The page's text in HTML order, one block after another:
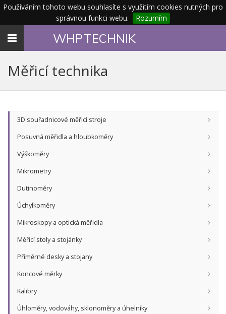
Používáním tohoto webu souhlasíte s využitím cookies nutných pro
správnou funkci webu.
Rozumím
Toggle
WHPTECHNIK
Měřicí technika
3D souřadnicové měřicí stroje
Posuvná měřidla a hloubkoměry
Výškoměry
Mikrometry
Dutinoměry
Úchylkoměry
Mikroskopy a optická měřidla
Měřicí stoly a stojánky
Příměrné desky a stojany
Koncové měrky
Kalibry
Úhloměry, vodováhy, sklonoměry a úhelníky